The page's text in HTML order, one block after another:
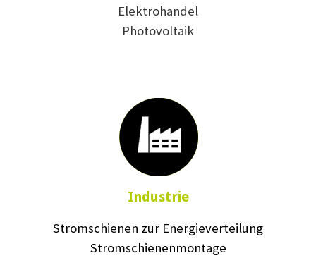
Elektrohandel
Photovoltaik
Industrie
Stromschienen zur Energieverteilung
Stromschienenmontage